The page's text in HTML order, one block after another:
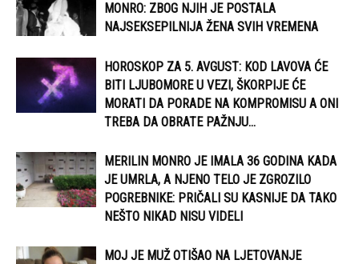
MONRO: ZBOG NJIH JE POSTALA
NAJSEKSEPILNIJA ŽENA SVIH VREMENA
HOROSKOP ZA 5. AVGUST: KOD LAVOVA ĆE
BITI LJUBOMORE U VEZI, ŠKORPIJE ĆE
MORATI DA PORADE NA KOMPROMISU A ONI
TREBA DA OBRATE PAŽNJU...
MERILIN MONRO JE IMALA 36 GODINA KADA
JE UMRLA, A NJENO TELO JE ZGROZILO
POGREBNIKE: PRIČALI SU KASNIJE DA TAKO
NEŠTO NIKAD NISU VIDELI
MOJ JE MUŽ OTIŠAO NA LJETOVANJE